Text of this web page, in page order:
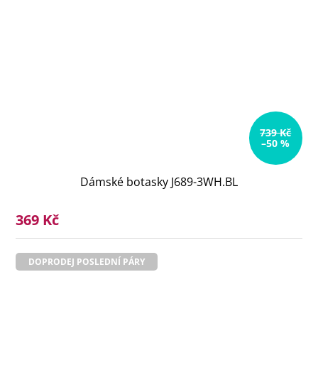
739 Kč
–50 %
Dámské botasky J689-3WH.BL
369 Kč
DOPRODEJ POSLEDNÍ PÁRY